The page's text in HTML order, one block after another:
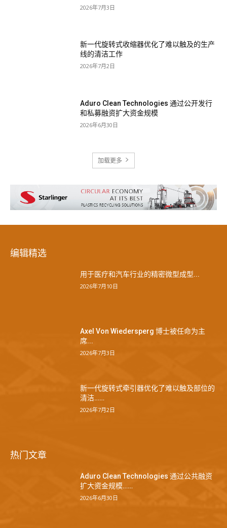
2026年7月3日
新一代旋转式收缩器优化了难以触及的生产
线的清洁工作
2026年7月2日
Aduro Clean Technologies 通过公开发行
和私募融资扩大资金规模
2026年6月30日
加载更多
编辑精选
用于医疗和汽车行业的精密微型成型...
2026年7月10日
Axel Von Wiedersperg 博士被任命为主
席...
2026年7月3日
新一代旋转式牵引器优化了难以触及部位的
清洁……
2026年7月2日
热门文章
Aduro Clean Technologies 通过公共融资
扩大资金规模……
2026年6月30日